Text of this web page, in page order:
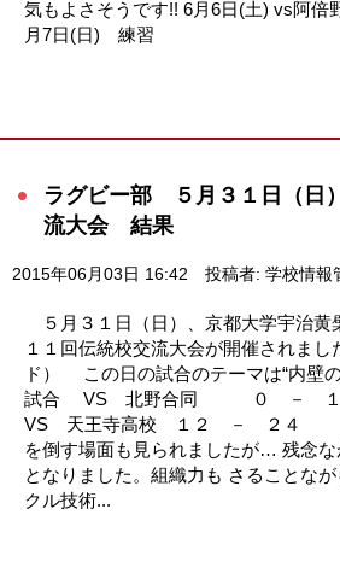
気もよさそうです!! 6月6日(土) vs阿
月7日(日) 練習
ラグビー部 ５月３１日（日
流大会 結果
2015年06月03日 16:42 投稿者: 学校情報
５月３１日（日）、京都大学宇治黄
１１回伝統校交流大会が開催されまし
ド） この日の試合のテーマは“内壁
試合 VS 北野合同 ０ － １
VS 天王寺高校 １２ － ２４ 狙
を倒す場面も見られましたが… 残念
となりました。組織力も さることな
クル技術...